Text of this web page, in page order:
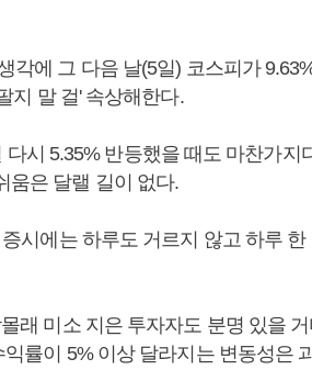
각에 그 다음 날(5일) 코스피가
지 말 걸' 속상해한다.
시 5.35% 반등했을 때도 마찬가지
움은 달랠 길이 없다.
시에는 하루도 거르지 않고 하루 한
래 미소 지은 투자자도 분명 있을
률이 5% 이상 달라지는 변동성은